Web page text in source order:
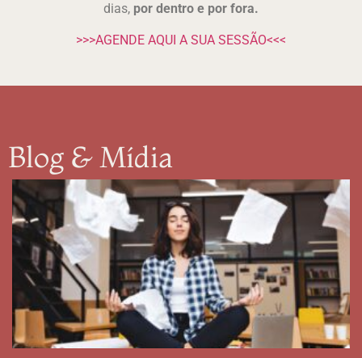
dias, por dentro e por fora.
>>>AGENDE AQUI A SUA SESSÃO<<<
Blog & Mídia